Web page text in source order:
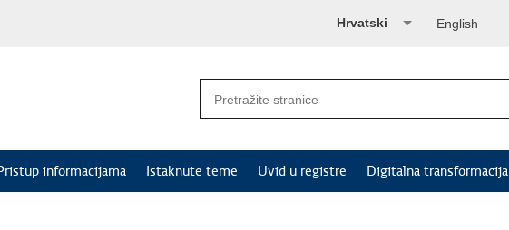
English
Hrvatski
informacijama Istaknute teme Uvid u registre Digitalna transformacija